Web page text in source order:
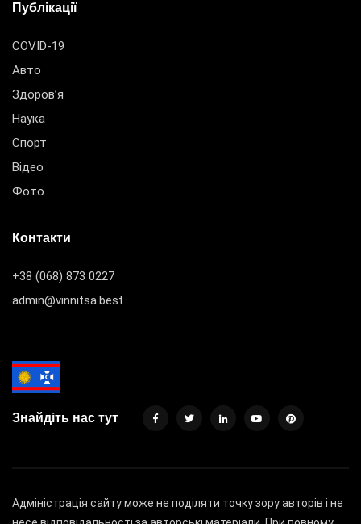
Публікації
COVID-19
Авто
Здоров’я
Наука
Спорт
Відео
Фото
Контакти
+38 (068) 873 0227
admin@vinnitsa.best
Знайдіть нас тут
Адміністрація сайту може не поділяти точку зору авторів і не